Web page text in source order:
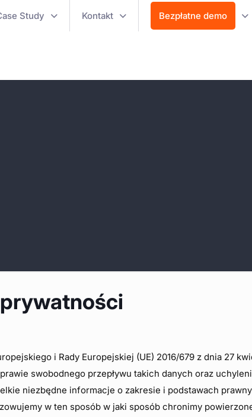
Study Kontakt Bezpłatne demo
i Rady Europejskiej (UE) 2016/679 z dnia 27
swobodnego przepływu takich danych oraz
niezbędne informacje o zakresie i podstawach
w ten sposób w jaki sposób chronimy